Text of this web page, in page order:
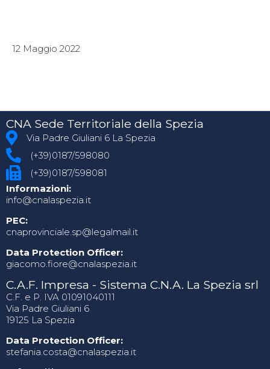
12 Maggio 2022
CNA Sede Territoriale della Spezia
Via Padre Giuliani 6 La Spezia
(+39)0187/598080
(+39)0187/598081
Informazioni:
info@cnalaspezia.it
PEC:
cnaprovinciale.sp@legalmail.it
Data Protection Officer:
giacomo.fiore@cnalaspezia.it
C.A.F. Impresa - Sistema C.N.A. La Spezia srl
C.F. e P. IVA 01091040111
Via Padre Giuliani 6
19125 La Spezia
Data Protection Officer:
stefania.costa@cnalaspezia.it